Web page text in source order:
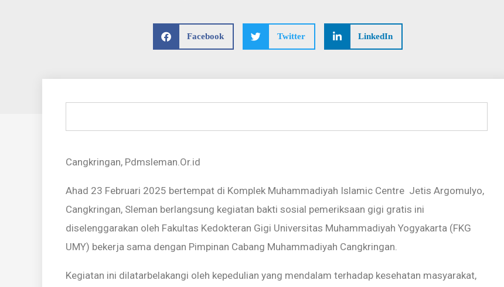
Facebook Twitter LinkedIn
Cangkringan, Pdmsleman.Or.id
Ahad 23 Februari 2025 bertempat di Komplek Muhammadiyah Islamic Centre Jetis Argomulyo,
Cangkringan, Sleman berlangsung kegiatan bakti sosial pemeriksaan gigi gratis ini
diselenggarakan oleh Fakultas Kedokteran Gigi Universitas Muhammadiyah Yogyakarta (FKG
UMY) bekerja sama dengan Pimpinan Cabang Muhammadiyah Cangkringan.
Kegiatan ini dilatarbelakangi oleh kepedulian yang mendalam terhadap kesehatan masyarakat,